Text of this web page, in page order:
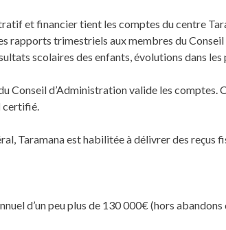
et financier tient les comptes du centre
rapports trimestriels aux membres du
scolaires des enfants, évolutions dans
Conseil d’Administration valide les comptes.
certifié.
Taramana est habilitée à délivrer des reçus
d’un peu plus de 130 000€ (hors abandons